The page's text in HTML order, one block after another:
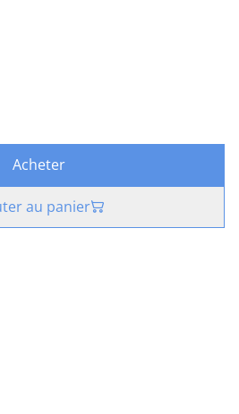
Acheter
au panier